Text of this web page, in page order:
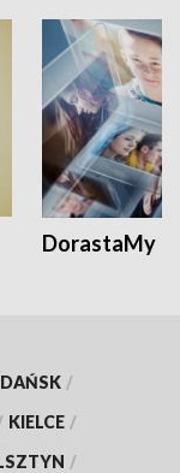
DorastaMy
/
KIELCE /
/